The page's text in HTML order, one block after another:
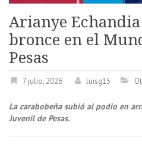
Arianye
bronce en el
Pesas
7 julio, 2026 luisg15
La carabobeña subió al podio en
Juvenil de Pesas.